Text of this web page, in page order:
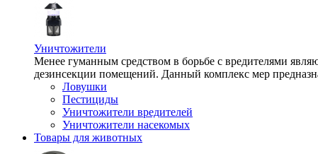
Уничтожители
Менее гуманным средством в борьбе с вредителями
дезинсекции помещений. Данный комплекс мер
Ловушки
Пестициды
Уничтожители вредителей
Уничтожители насекомых
Товары для животных